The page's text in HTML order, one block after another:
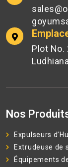
Plot No.
Nos
Expulseurs
Extrudeuse de
Équipements